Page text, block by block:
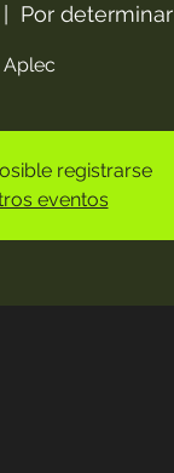
Por determinar
Aplec
registrarse
eventos